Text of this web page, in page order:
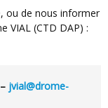
VIAL (CTD DAP) :
jvial@drome-